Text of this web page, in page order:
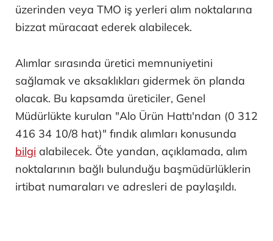
üzerinden veya TMO iş yerleri alım noktalarına
bizzat müracaat ederek alabilecek.
Alımlar sırasında üretici memnuniyetini
sağlamak ve aksaklıkları gidermek ön planda
olacak. Bu kapsamda üreticiler, Genel
Müdürlükte kurulan "Alo Ürün Hattı'ndan (0 312
416 34 10/8 hat)" fındık alımları konusunda
bilgi alabilecek. Öte yandan, açıklamada, alım
noktalarının bağlı bulunduğu başmüdürlüklerin
irtibat numaraları ve adresleri de paylaşıldı.